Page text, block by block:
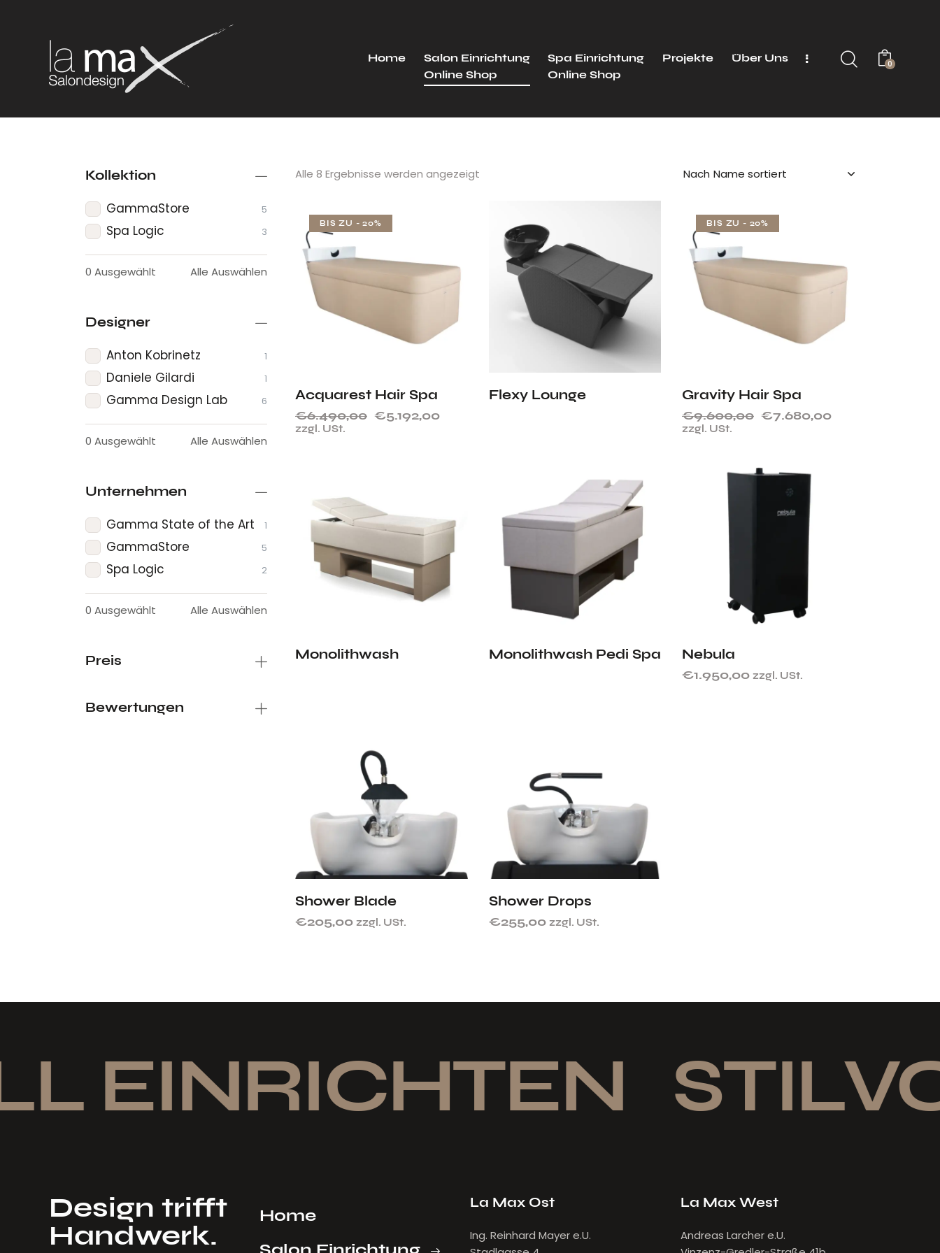
Home
Salon Einrichtung
Online Shop
Spa Einrichtung
Online Shop
Projekte Über Uns 0
Alle 8 Ergebnisse werden angezeigt
BIS ZU - 20%
Acquarest Hair Spa
€6.490,00 €5.192,00
zzgl. USt.
Flexy Lounge
BIS ZU - 20%
Gravity Hair Spa
€9.600,00 €7.680,00
zzgl. USt.
Monolithwash Monolithwash Pedi Spa Nebula
€1.950,00 zzgl. USt.
Shower Blade
€205,00 zzgl. USt.
Shower Drops
€255,00 zzgl. USt.
Kollektion
GammaStore 5
Spa Logic 3
0 Ausgewählt Alle Auswählen
Designer
Anton Kobrinetz 1
Daniele Gilardi 1
Gamma Design Lab 6
0 Ausgewählt Alle Auswählen
Unternehmen
Gamma State of the Art 1
GammaStore 5
Spa Logic 2
0 Ausgewählt Alle Auswählen
Preis
Bewertungen
EINRICHTEN
Design trifft
Handwerk.
Home
La Max Ost
Ing. Reinhard Mayer e.U.
La Max West
Andreas Larcher e.U.